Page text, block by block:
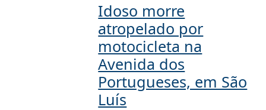
Idoso morre
atropelado por
motocicleta na
Avenida dos
Portugueses, em São
Luís